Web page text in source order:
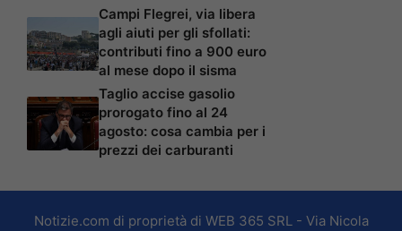
Campi Flegrei, via libera
agli aiuti per gli sfollati:
contributi fino a 900 euro
al mese dopo il sisma
Taglio accise gasolio
prorogato fino al 24
agosto: cosa cambia per i
prezzi dei carburanti
Notizie.com di proprietà di WEB 365 SRL - Via Nicola